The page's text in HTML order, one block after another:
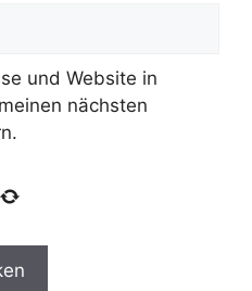
und Website in
nächsten